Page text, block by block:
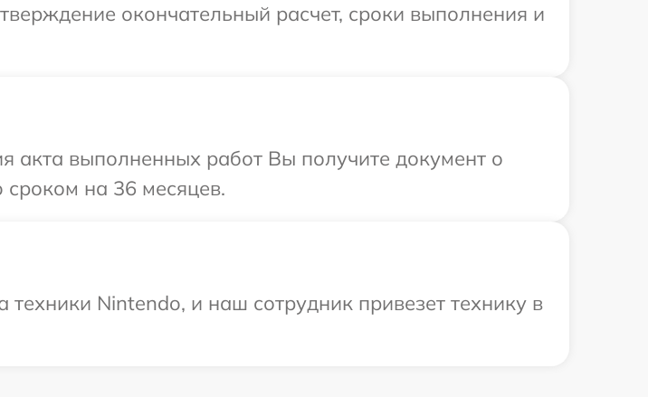
окончательный расчет, сроки выполнения и
акта выполненных работ Вы получите документ о
на 36 месяцев.
Nintendo, и наш сотрудник привезет технику в